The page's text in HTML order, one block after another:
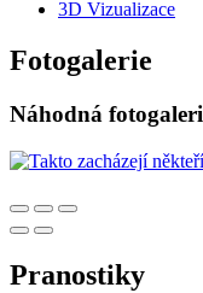
3D Vizualizace
Fotogalerie
Náhodná
Pranostiky